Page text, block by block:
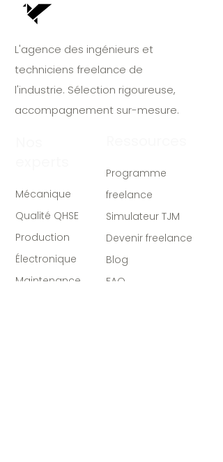
L'agence des ingénieurs et
techniciens freelance de
l'industrie. Sélection rigoureuse,
accompagnement sur-mesure.
Mécanique
Qualité QHSE
Production
Électronique
Maintenance
Programme
freelance
Simulateur TJM
Devenir freelance
Blog
FAQ